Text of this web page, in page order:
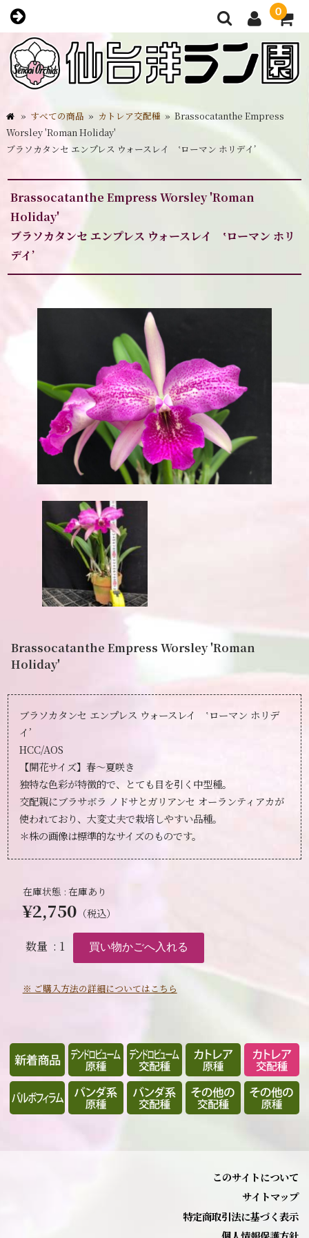
0
» すべての商品 » カトレア交配種 »Brassocatanthe Empress
Worsley 'Roman Holiday'
ブラソカタンセ エンプレス ウォースレイ ‛ローマン ホリデイ’
Brassocatanthe Empress Worsley 'Roman
Holiday'
ブラソカタンセ エンプレス ウォースレイ ‛ローマン ホリ
デイ’
Brassocatanthe Empress Worsley 'Roman
Holiday'
ブラソカタンセ エンプレス ウォースレイ ‛ローマン ホリデ
イ’
HCC/AOS
【開花サイズ】春～夏咲き
独特な色彩が特徴的で、とても目を引く中型種。
交配親にブラサボラ ノドサとガリアンセ オーランティアカが
使われており、大変丈夫で栽培しやすい品種。
＊株の画像は標準的なサイズのものです。
在庫状態 : 在庫あり
¥2,750 （税込）
数量 : 1
※ ご購入方法の詳細についてはこちら
このサイトについて
サイトマップ
特定商取引法に基づく表示